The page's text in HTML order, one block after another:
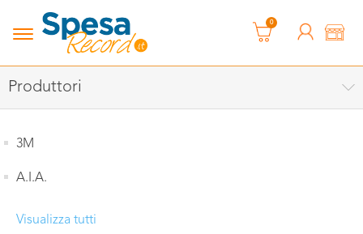
0
Produttori
3M
A.I.A.
Visualizza tutti